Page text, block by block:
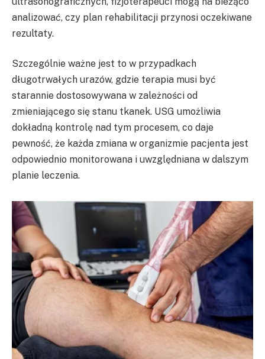
analizować, czy plan rehabilitacji przynosi oczekiwane
rezultaty.
Szczególnie ważne jest to w przypadkach
długotrwałych urazów, gdzie terapia musi być
starannie dostosowywana w zależności od
zmieniającego się stanu tkanek. USG umożliwia
dokładną kontrolę nad tym procesem, co daje
pewność, że każda zmiana w organizmie pacjenta jest
odpowiednio monitorowana i uwzględniana w dalszym
planie leczenia.